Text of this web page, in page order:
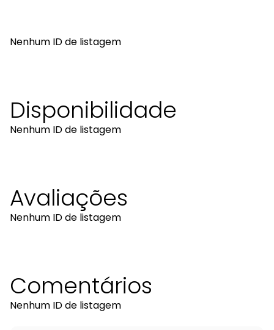
Nenhum ID de listagem
Disponibilidade
Nenhum ID de listagem
Avaliações
Nenhum ID de listagem
Comentários
Nenhum ID de listagem